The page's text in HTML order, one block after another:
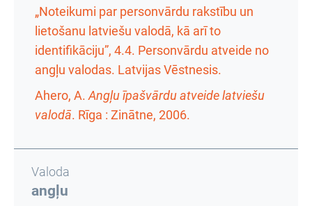
„Noteikumi par personvārdu rakstību un
lietošanu latviešu valodā, kā arī to
identifikāciju”, 4.4. Personvārdu atveide no
angļu valodas. Latvijas Vēstnesis.
Ahero, A. Angļu īpašvārdu atveide latviešu
valodā. Rīga : Zinātne, 2006.
Valoda
angļu